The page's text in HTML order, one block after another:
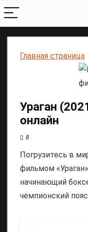
Главная страница
Ураган
онлайн
8
Погрузитесь в
фильмом
начинающий
чемпионский